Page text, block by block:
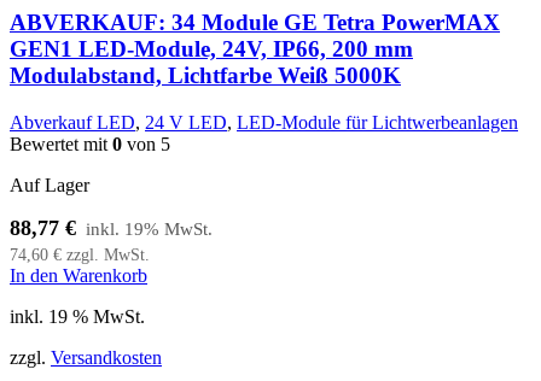
ABVERKAUF: 34 Module GE Tetra PowerMAX
GEN1 LED-Module, 24V, IP66, 200 mm
Modulabstand, Lichtfarbe Weiß 5000K
Abverkauf LED, 24 V LED, LED-Module für Lichtwerbeanlagen
Bewertet mit 0 von 5
Auf Lager
88,77 €
74,60 € zzgl. MwSt.
In den Warenkorb
inkl. 19 % MwSt.
zzgl. Versandkosten